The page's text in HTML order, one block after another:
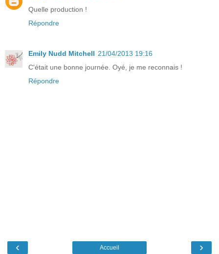
Quelle production !
Répondre
Emily Nudd Mitchell 21/04/2013 19:16
C'était une bonne journée. Oyé, je me reconnais !
Répondre
‹ ›
Accueil